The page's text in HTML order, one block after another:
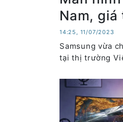
Nam,
14:25, 11/07/2023
Samsung vừa
tại thị trường